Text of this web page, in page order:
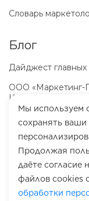
Мы используем
сохранять ваши
Продолжая
даёте согласие
файлов cookies
обработки
Блог
Дайджест
ООО «Маркетинг-
ИНН
ОГРН
Словарь